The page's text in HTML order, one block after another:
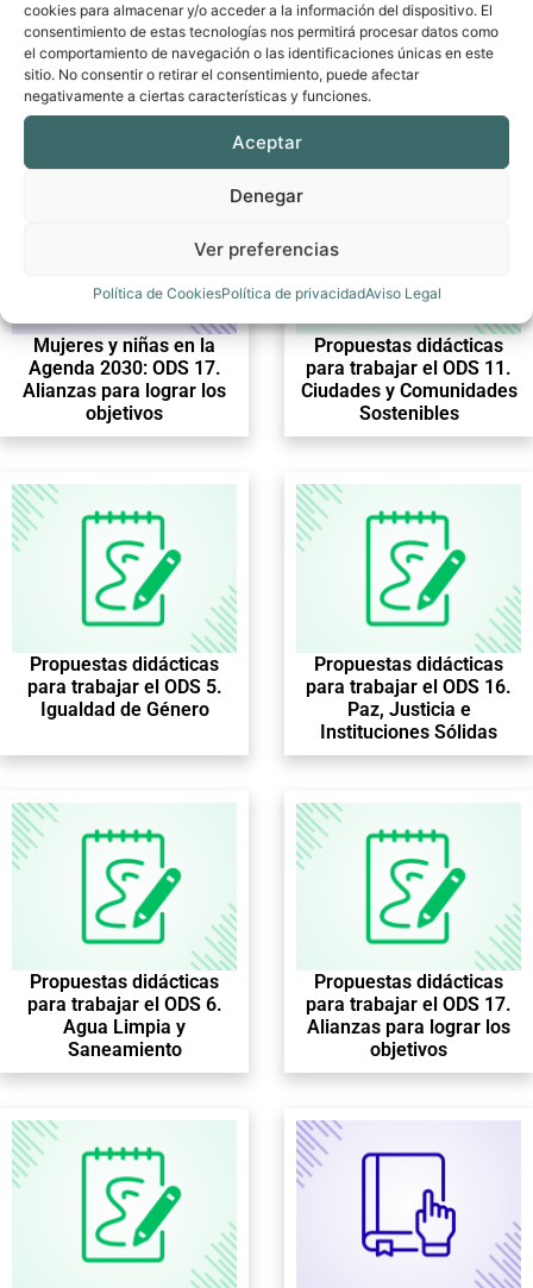
cookies para almacenar y/o acceder a la información del dispositivo. El
consentimiento de estas tecnologías nos permitirá procesar datos como
el comportamiento de navegación o las identificaciones únicas en este
sitio. No consentir o retirar el consentimiento, puede afectar
negativamente a ciertas características y funciones.
Aceptar
Denegar
Ver preferencias
Política de CookiesPolítica de privacidadAviso Legal
Mujeres y niñas en la
Agenda 2030: ODS 16.
Paz, Justicia e
Instituciones Sólidas
Propuestas didácticas
para trabajar el ODS 10.
Reducción de las
desigualdades
Mujeres y niñas en la
Agenda 2030: ODS 17.
Alianzas para lograr los
objetivos
Propuestas didácticas
para trabajar el ODS 11.
Ciudades y Comunidades
Sostenibles
Propuestas didácticas
para trabajar el ODS 5.
Igualdad de Género
Propuestas didácticas
para trabajar el ODS 16.
Paz, Justicia e
Instituciones Sólidas
Propuestas didácticas
para trabajar el ODS 6.
Agua Limpia y
Saneamiento
Propuestas didácticas
para trabajar el ODS 17.
Alianzas para lograr los
objetivos